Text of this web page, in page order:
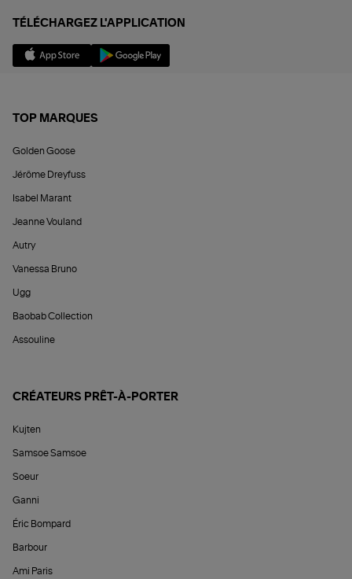
TÉLÉCHARGEZ L'APPLICATION
TOP MARQUES
Golden Goose
Jérôme Dreyfuss
Isabel Marant
Jeanne Vouland
Autry
Vanessa Bruno
Ugg
Baobab Collection
Assouline
CRÉATEURS PRÊT-À-PORTER
Kujten
Samsoe Samsoe
Soeur
Ganni
Éric Bompard
Barbour
Ami Paris